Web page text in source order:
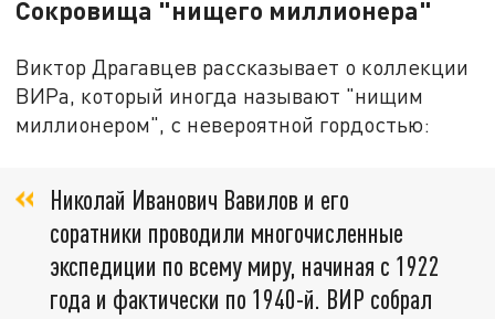
Сокровища "нищего миллионера"
Виктор Драгавцев рассказывает о коллекции
ВИРа, который иногда называют "нищим
миллионером", с невероятной гордостью:
Николай Иванович Вавилов и его
соратники проводили многочисленные
экспедиции по всему миру, начиная с 1922
года и фактически по 1940-й. ВИР собрал